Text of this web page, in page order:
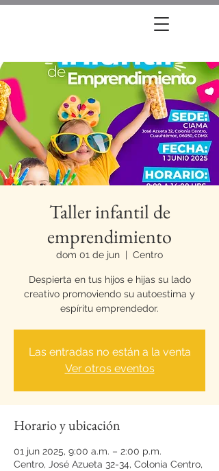
Taller infantil de
emprendimiento
dom 01 de jun
  |
Centro
Despierta en tus hijos e hijas su lado
creativo promoviendo su autoestima y
espíritu emprendedor.
Las entradas no están a la venta
Ver otros eventos
Horario y ubicación
01 jun 2025, 9:00 a.m. – 2:00 p.m.
Centro, José Azueta 32-34, Colonia Centro,